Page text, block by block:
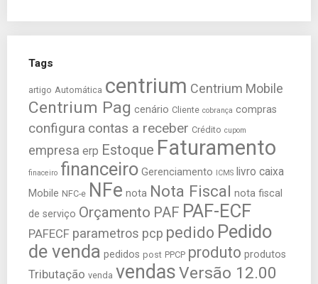
Tags
artigo Automática centrium Centrium Mobile
Centrium Pag cenário Cliente cobrança compras
configura contas a receber Crédito cupom
empresa erp Estoque Faturamento
finaceiro financeiro Gerenciamento ICMS livro caixa
Mobile NFC-e NFe nota Nota Fiscal nota fiscal
de serviço Orçamento PAF PAF-ECF
PAFECF parametros pcp pedido Pedido
de venda pedidos post PPCP produto produtos
Tributação venda vendasVersão 12.00